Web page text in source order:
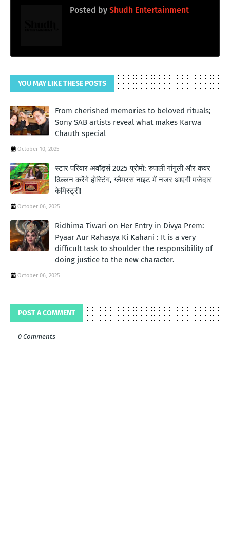
Posted by Shudh Entertainment
YOU MAY LIKE THESE POSTS
From cherished memories to beloved rituals;
Sony SAB artists reveal what makes Karwa
Chauth special
October 10, 2025
स्टार परिवार अवॉर्ड्स 2025 प्रोमो: रुपाली गांगुली और कंवर
ढिल्लन करेंगे होस्टिंग, ग्लैमरस नाइट में नजर आएगी मजेदार
केमिस्ट्री!
October 06, 2025
Ridhima Tiwari on Her Entry in Divya Prem:
Pyaar Aur Rahasya Ki Kahani : It is a very
difficult task to shoulder the responsibility of
doing justice to the new character.
October 06, 2025
POST A COMMENT
0 Comments